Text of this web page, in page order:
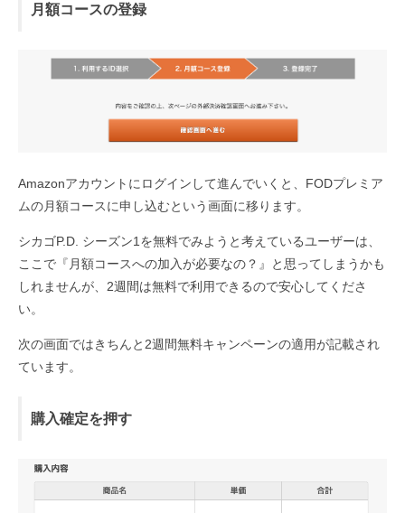
月額コースの登録
Amazonアカウントにログインして進んでいくと、FODプレミア
ムの月額コースに申し込むという画面に移ります。
シカゴP.D. シーズン1を無料でみようと考えているユーザーは、
ここで『月額コースへの加入が必要なの？』と思ってしまうかも
しれませんが、2週間は無料で利用できるので安心してくださ
い。
次の画面ではきちんと2週間無料キャンペーンの適用が記載され
ています。
購入確定を押す